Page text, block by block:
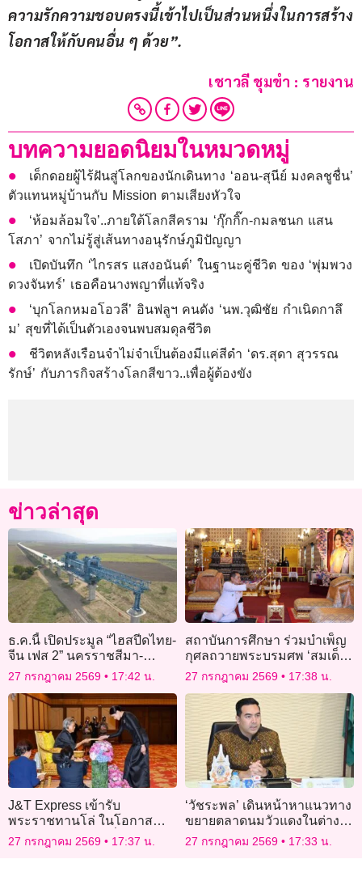
ความรักความชอบตรงนี้เข้าไปเป็นส่วนหนึ่งในการสร้าง
โอกาสให้กับคนอื่น ๆ ด้วย”.
เชาวลี ชุมขำ : รายงาน
บทความยอดนิยมในหมวดหมู่
เด็กดอยผู้ไร้ฝันสู่โลกของนักเดินทาง ‘ออน-สุนีย์ มงคลชูชื่น’
ตัวแทนหมู่บ้านกับ Mission ตามเสียงหัวใจ
‘ห้อมล้อมใจ’..ภายใต้โลกสีคราม ‘กุ๊กกิ๊ก-กมลชนก แสน
โสภา’ จากไม่รู้สู่เส้นทางอนุรักษ์ภูมิปัญญา
เปิดบันทึก ‘ไกรสร แสงอนันต์’ ในฐานะคู่ชีวิต ของ ‘พุ่มพวง
ดวงจันทร์’ เธอคือนางพญาที่แท้จริง
‘บุกโลกหมอโอวลี’ อินฟลูฯ คนดัง ‘นพ.วุฒิชัย กำเนิดกาลึ
ม’ สุขที่ได้เป็นตัวเองจนพบสมดุลชีวิต
ชีวิตหลังเรือนจำไม่จำเป็นต้องมีแค่สีดำ ‘ดร.สุดา สุวรรณ
รักษ์’ กับภารกิจสร้างโลกสีขาว..เพื่อผู้ต้องขัง
ข่าวล่าสุด
ธ.ค.นี้ เปิดประมูล “ไฮสปีดไทย-
จีน เฟส 2” นครราชสีมา-
หนองคาย 8 สัญญา 3.4 แสน
ล้าน เปิดปี 74
27 กรกฎาคม 2569 17:42 น.
สถาบันการศึกษา ร่วมบำเพ็ญ
กุศลถวายพระบรมศพ ‘สมเด็จ
พระพันปีหลวง’
27 กรกฎาคม 2569 17:38 น.
J&T Express เข้ารับ
พระราชทานโล่ ในโอกาส
สนับสนุนงานเดิน–วิ่ง วันหัวใจ
โลก ประจำปี 2569
27 กรกฎาคม 2569 17:37 น.
‘วัชระพล’ เดินหน้าหาแนวทาง
ขยายตลาดนมวัวแดงในต่าง
ประเทศ
27 กรกฎาคม 2569 17:33 น.